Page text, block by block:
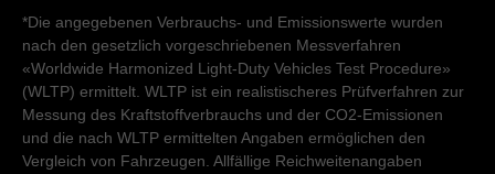
*Die angegebenen Verbrauchs- und Emissionswerte wurden
nach den gesetzlich vorgeschriebenen Messverfahren
«Worldwide Harmonized Light-Duty Vehicles Test Procedure»
(WLTP) ermittelt. WLTP ist ein realistischeres Prüfverfahren zur
Messung des Kraftstoffverbrauchs und der CO2-Emissionen
und die nach WLTP ermittelten Angaben ermöglichen den
Vergleich von Fahrzeugen. Allfällige Reichweitenangaben